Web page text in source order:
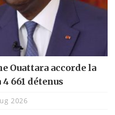
Ouattara accorde la
661 détenus
2026